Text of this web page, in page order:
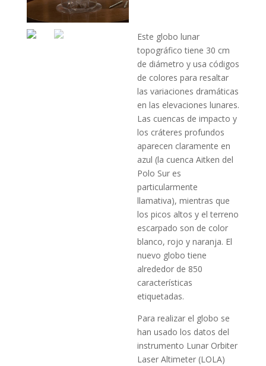
Este globo lunar
topográfico tiene 30 cm
de diámetro y usa códigos
de colores para resaltar
las variaciones dramáticas
en las elevaciones lunares.
Las cuencas de impacto y
los cráteres profundos
aparecen claramente en
azul (la cuenca Aitken del
Polo Sur es
particularmente
llamativa), mientras que
los picos altos y el terreno
escarpado son de color
blanco, rojo y naranja. El
nuevo globo tiene
alrededor de 850
características
etiquetadas.
Para realizar el globo se
han usado los datos del
instrumento Lunar Orbiter
Laser Altimeter (LOLA)